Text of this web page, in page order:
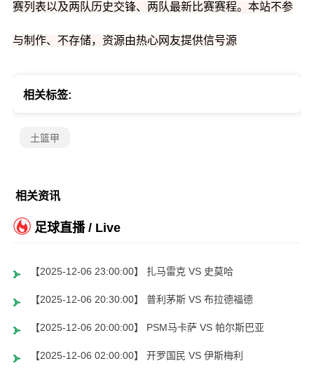
赛列表以及两队历史交锋、两队最新比赛赛程。本站不参
与制作、不存储，资源由热心网友提供信号源
相关标签:
土篮甲
相关资讯
足球直播 / Live
【2025-12-06 23:00:00】 扎马雷克 VS 史莫哈
【2025-12-06 20:30:00】 普利茅斯 VS 布拉德福德
【2025-12-06 20:00:00】 PSM马卡萨 VS 帕尔斯巴亚
【2025-12-06 02:00:00】 开罗国民 VS 伊斯梅利